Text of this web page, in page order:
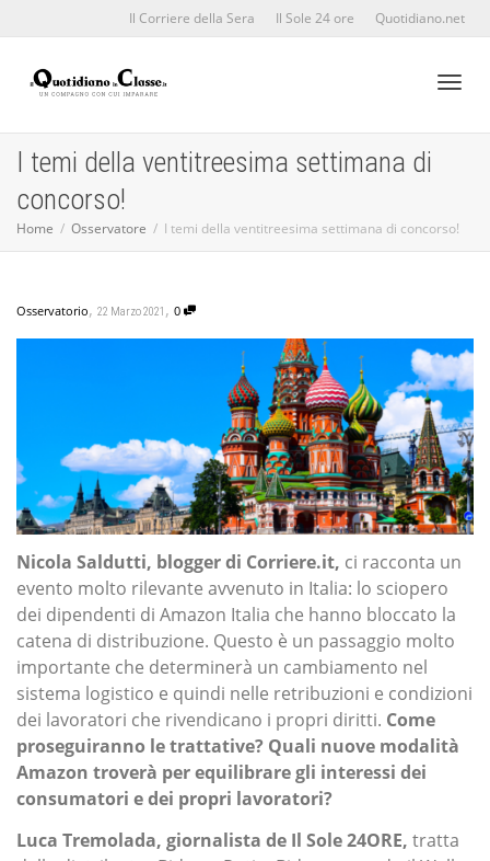
Il Corriere della Sera Il Sole 24 ore Quotidiano.net
I temi della ventitreesima settimana di
concorso!
Home Osservatore I temi della ventitreesima settimana di concorso!
Osservatorio, 22 Marzo 2021 , 0
Nicola Saldutti, blogger di Corriere.it, ci racconta un
evento molto rilevante avvenuto in Italia: lo sciopero
dei dipendenti di Amazon Italia che hanno bloccato la
catena di distribuzione. Questo è un passaggio molto
importante che determinerà un cambiamento nel
sistema logistico e quindi nelle retribuzioni e condizioni
dei lavoratori che rivendicano i propri diritti. Come
proseguiranno le trattative? Quali nuove modalità
Amazon troverà per equilibrare gli interessi dei
consumatori e dei propri lavoratori?
Luca Tremolada, giornalista de Il Sole 24ORE, tratta